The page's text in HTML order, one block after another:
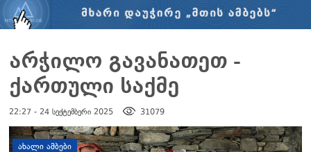
ქართული საქმე
კონტაქტი
სოციალური ქსელები
არჭილო გავანათეთ -
ქართული საქმე
22:27 - 24 სექტემბერი 2025 31079
დატოვე კომენტარი
ᲐᲮᲐᲚᲘ ᲐᲛᲑᲔᲑᲘ